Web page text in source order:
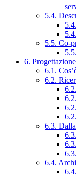
5.4.
5.5. Co-
6.
6.1.
6.2.
6.3.
6.4.